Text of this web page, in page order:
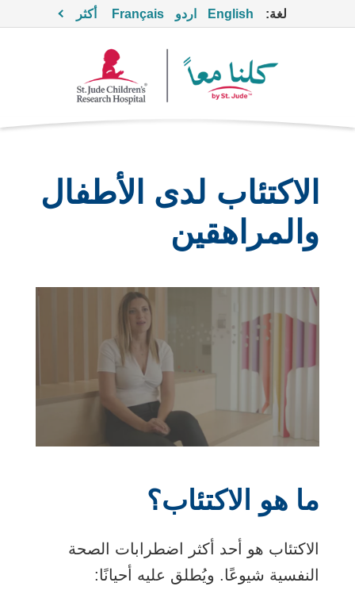
لغة: English اردو Français أكثر
الاكتئاب لدى الأطفال
والمراهقين
شاهد
الفيديو
ما هو الاكتئاب؟
الاكتئاب هو أحد أكثر اضطرابات الصحة
النفسية شيوعًا. ويُطلق عليه أحيانًا: